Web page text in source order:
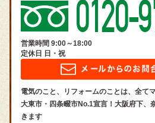
営業時間 9:00～18:00
定休日 日・祝
電気のこと、リフォームのことは、全て
大東市・四条畷市No.1宣言！大阪府下、
きます